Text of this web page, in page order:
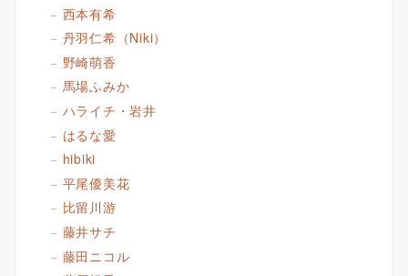
西本有希
丹羽仁希（Niki）
野崎萌香
馬場ふみか
ハライチ・岩井
はるな愛
hibiki
平尾優美花
比留川游
藤井サチ
藤田ニコル